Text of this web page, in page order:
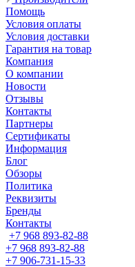
Помощь
Условия оплаты
Условия доставки
Гарантия на товар
Компания
О компании
Новости
Отзывы
Контакты
Партнеры
Сертификаты
Информация
Блог
Обзоры
Политика
Реквизиты
Бренды
Контакты
+7 968 893-82-88
+7 968 893-82-88
+7 906-731-15-33